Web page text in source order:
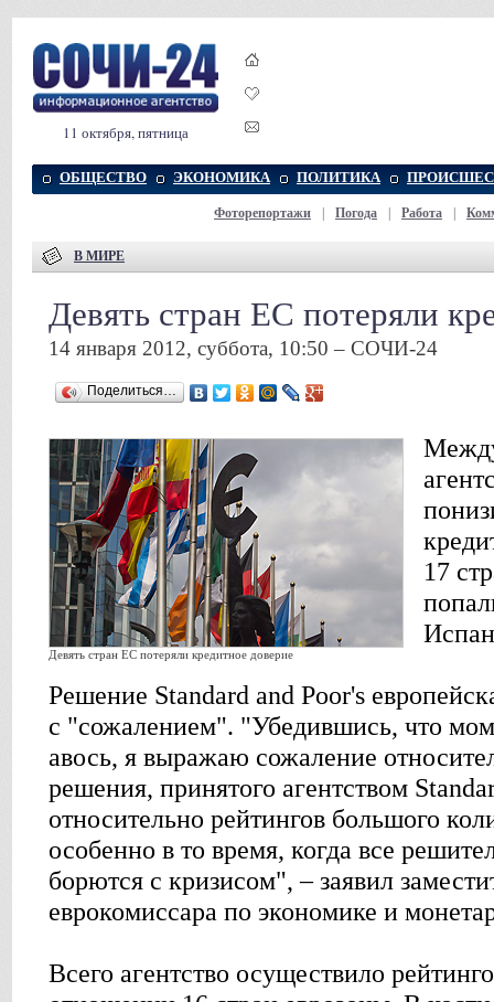
11 октября, пятница
ОБЩЕСТВО ЭКОНОМИКА ПОЛИТИКА
Фоторепортажи Погода Работа
В МИРЕ
Девять стран ЕС потеряли
14 января 2012, суббота, 10:50 – СОЧИ-24
Поделиться…
Девять стран ЕС потеряли кредитное доверие
17
Решение Standard and Poor's
с "сожалением". "Убедившись, что
авось, я выражаю сожаление
решения, принятого агентством
относительно рейтингов большого
особенно в то время, когда все
борются с кризисом", – заявил
еврокомиссара по экономике и
Всего агентство осуществило